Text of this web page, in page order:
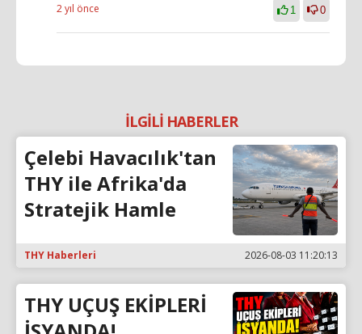
2 yıl önce 1 0
İLGİLİ HABERLER
Çelebi Havacılık'tan
THY ile Afrika'da
Stratejik Hamle
THY Haberleri 2026-08-03 11:20:13
THY UÇUŞ EKİPLERİ